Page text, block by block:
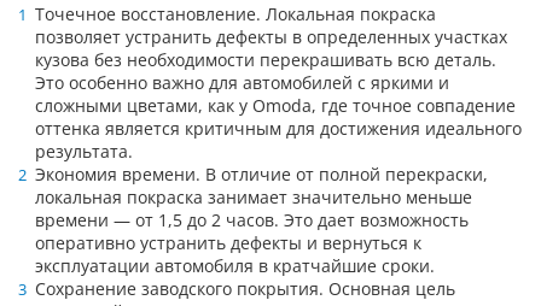
Точечное восстановление. Локальная покраска
позволяет устранить дефекты в определенных участках
кузова без необходимости перекрашивать всю деталь.
Это особенно важно для автомобилей с яркими и
сложными цветами, как у Omoda, где точное совпадение
оттенка является критичным для достижения идеального
результата.
Экономия времени. В отличие от полной перекраски,
локальная покраска занимает значительно меньше
времени — от 1,5 до 2 часов. Это дает возможность
оперативно устранить дефекты и вернуться к
эксплуатации автомобиля в кратчайшие сроки.
Сохранение заводского покрытия. Основная цель